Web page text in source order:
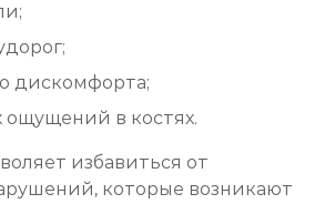
дискомфорта;
ощущений в костях.
избавиться от
которые возникают